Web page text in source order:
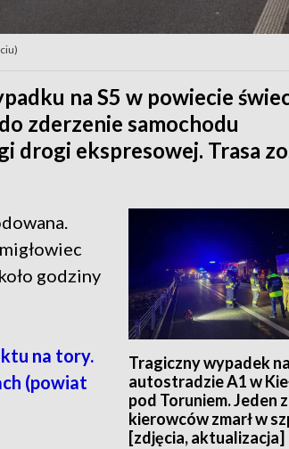
na S5 w powiecie
zderzenie samochodu
drogi ekspresowej. Trasa
Tragiczny wypadek na
autostradzie A1 w
pod Toruniem. Jeden z
kierowców zmarł w
[zdjęcia, aktualizacja]
godziny
na tory.
(powiat